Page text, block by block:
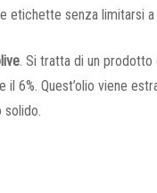
senza limitarsi a
. Si tratta di un
6%. Quest’olio viene